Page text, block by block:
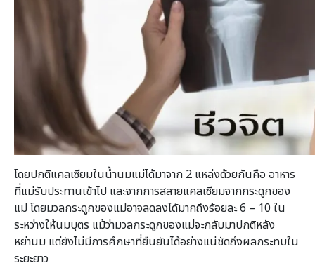
โดยปกติแคลเซียมในน้ำนมแม่ได้มาจาก 2 แหล่งด้วยกันคือ อาหาร
ที่แม่รับประทานเข้าไป และจากการสลายแคลเซียมจากกระดูกของ
แม่ โดยมวลกระดูกของแม่อาจลดลงได้มากถึงร้อยละ 6 – 10 ใน
ระหว่างให้นมบุตร แม้ว่ามวลกระดูกของแม่จะกลับมาปกติหลัง
หย่านม แต่ยังไม่มีการศึกษาที่ยืนยันได้อย่างแน่ชัดถึงผลกระทบใน
ระยะยาว